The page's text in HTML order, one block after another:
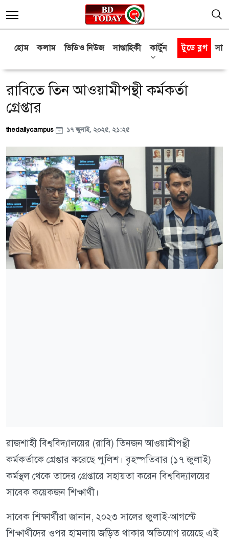
হোম কলাম ভিডিও নিউজ সাপ্তাহিকী কার্টুন টুডে ব্লগ
রাবিতে তিন আওয়ামীপন্থী কর্মকর্তা
গ্রেপ্তার
thedailycampus ১৭ জুলাই, ২০২৫, ২১:২৫
রাজশাহী বিশ্ববিদ্যালয়ের (রাবি) তিনজন আওয়ামীপন্থী
কর্মকর্তাকে গ্রেপ্তার করেছে পুলিশ। বৃহস্পতিবার (১৭ জুলাই)
কর্মস্থল থেকে তাদের গ্রেপ্তারে সহায়তা করেন বিশ্ববিদ্যালয়ের
সাবেক কয়েকজন শিক্ষার্থী।
সাবেক শিক্ষার্থীরা জানান, ২০২৩ সালের জুলাই-আগস্টে
শিক্ষার্থীদের ওপর হামলায় জড়িত থাকার অভিযোগ রয়েছে এই